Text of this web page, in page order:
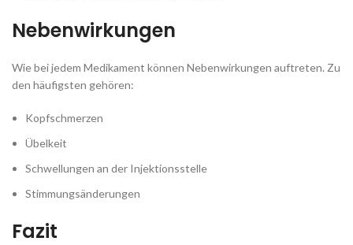
Nebenwirkungen
Wie bei jedem Medikament können Nebenwirkungen auftreten. Zu
den häufigsten gehören:
Kopfschmerzen
Übelkeit
Schwellungen an der Injektionsstelle
Stimmungsänderungen
Fazit